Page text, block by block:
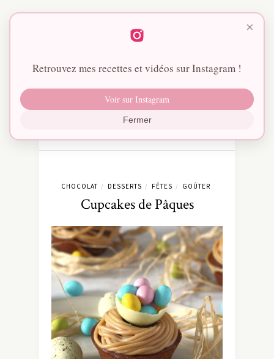
CHOCOLAT / DESSERTS / FÊTES / GOÛTER
Cupcakes de Pâques
×
Retrouvez mes recettes et vidéos sur Instagram !
Voir sur Instagram
Fermer